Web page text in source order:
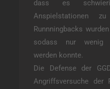
dass es
Anspielstationen
Runnningbacks
sodass nur wenig
werden konnte.
Die Defense der
Angriffsversuche der